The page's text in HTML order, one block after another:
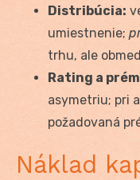
Distribúcia:
umiestnenie;
trhu, ale
Rating a
asymetriu; pri
požadovaná
Náklad